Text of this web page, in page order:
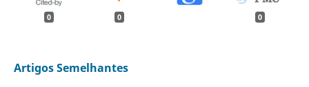
0 0 0
Artigos Semelhantes